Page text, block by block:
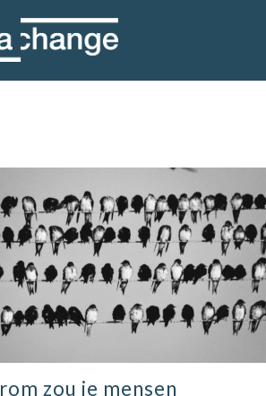
zou je mensen